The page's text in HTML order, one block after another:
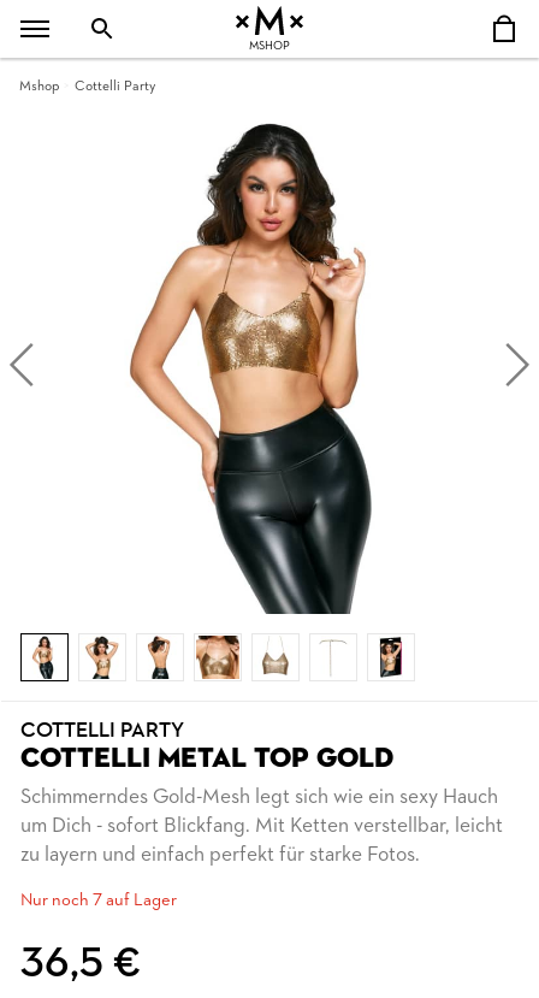
MSHOP
Mshop Cottelli Party
COTTELLI PARTY
COTTELLI METAL TOP GOLD
Schimmerndes Gold-Mesh legt sich wie ein sexy Hauch
um Dich - sofort Blickfang. Mit Ketten verstellbar, leicht
zu layern und einfach perfekt für starke Fotos.
Nur noch 7 auf Lager
36,5 €